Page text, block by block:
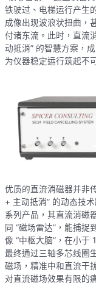
铁驶过、电梯运行产生
成像出现波浪状扭曲，
付诸东流。此时，直流
动抵消” 的智慧方案，
为仪器稳定运行筑起不
优质的直流消磁器并非
+ 主动抵消” 的动态技
系列产品，其直流消磁
同 “磁场雷达”，能捕捉
像 “中枢大脑”，在小于
最终通过三轴多芯线圈
磁场，精准中和直流干
对直流磁场效果有限的